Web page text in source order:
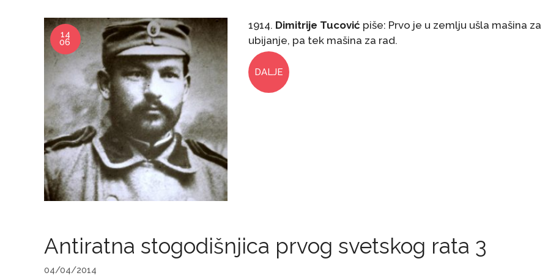
14
06
1914. Dimitrije Tucović piše: Prvo je u zemlju ušla mašina za
ubijanje, pa tek mašina za rad.
DALJE
Antiratna stogodišnjica prvog svetskog rata 3
04/04/2014